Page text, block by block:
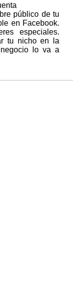
público de tu
en Facebook.
especiales.
tu nicho en la
lo va a